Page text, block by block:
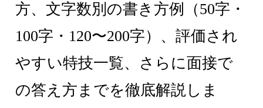
方、文字数別の書き方例（50字・
100字・120〜200字）、評価され
やすい特技一覧、さらに面接で
の答え方までを徹底解説しま